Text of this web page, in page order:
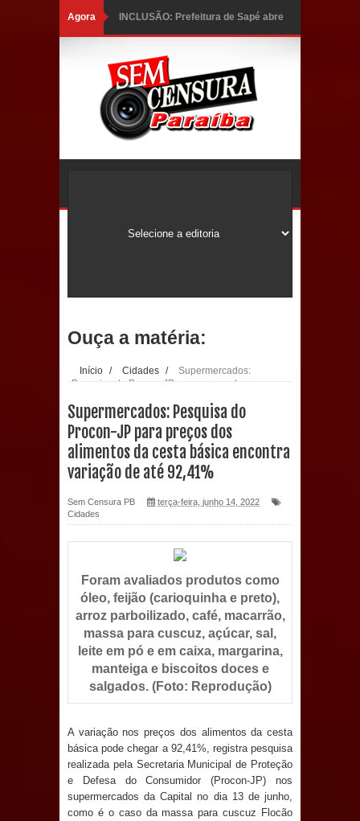
Agora INCLUSÃO: Prefeitura de Sapé abre
Social; veja documentação
necessária!
com a saúde bucal em Marí
PDT da Paraíba faz reunião
Prefeitura de Sapé paga salários
dentro do mês trabalhado e injeta R$
12 milhões na economia
Prefeitura de Sapé desenvolve ações
para preservar tamarindeiro e
revitalizar Memorial Augusto dos
O verdadeiro oxigênio do Estado
Democrático de Direito – Bacharela
Ouça a matéria:
Início / Cidades /
Supermercados:
Pesquisa do Procon-JP para preços dos
até 92,41%
Supermercados: Pesquisa do
Procon-JP para preços dos
alimentos da cesta básica encontra
variação de até 92,41%
Sem Censura PB
terça-feira, junho 14, 2022
Cidades
Foram avaliados produtos como
óleo, feijão (carioquinha e preto),
arroz parboilizado, café, macarrão,
massa para cuscuz, açúcar, sal,
leite em pó e em caixa, margarina,
manteiga e biscoitos doces e
salgados. (Foto: Reprodução)
A variação nos preços dos alimentos da cesta
básica pode chegar a 92,41%, registra pesquisa
realizada pela Secretaria Municipal de Proteção
e Defesa do Consumidor (Procon-JP) nos
supermercados da Capital no dia 13 de junho,
como é o caso da massa para cuscuz Flocão